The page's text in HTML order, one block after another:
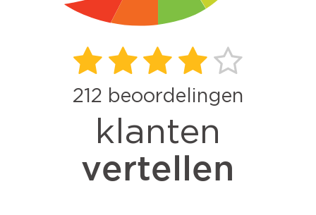
212 beoordelingen
klanten
vertellen